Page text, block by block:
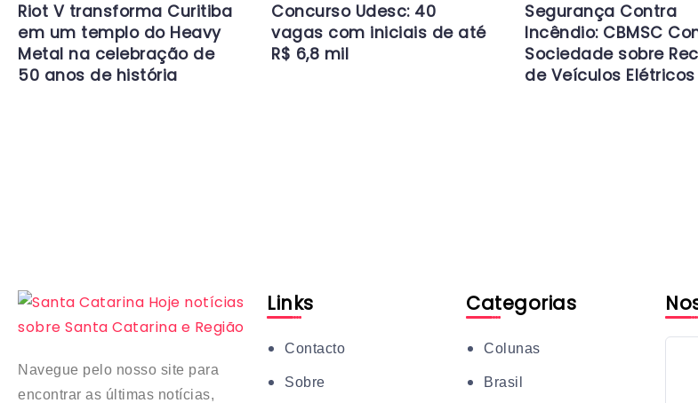
Riot V transforma Curitiba
em um templo do Heavy
Metal na celebração de
50 anos de história
Concurso Udesc: 40
vagas com iniciais de até
R$ 6,8 mil
Segurança Contra
Incêndio: CBMSC
Sociedade sobre
de Veículos Elétricos
Navegue pelo nosso site para
encontrar as últimas notícias,
Links
Contacto
Sobre
Categorias
Colunas
Brasil